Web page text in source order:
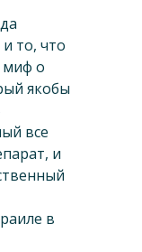
то, что
миф о
якобы
все
и
в